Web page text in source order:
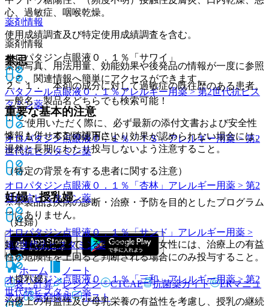
薬剤情報
オロパタジン点眼液０．１％「サワイ」
パタノール点眼液０．１％アレルギー用薬 > 第2世代抗ヒス
タミン薬
オロパタジン点眼液０．１％「ＴＳ」アレルギー用薬 > 第2
世代抗ヒスタミン薬
オロパタジン点眼液０．１％「杏林」 アレルギー用薬 > 第2
世代抗ヒスタミン薬
オロパタジン点眼液０．１％「サンド」 アレルギー用薬 >
第2世代抗ヒスタミン薬
オロパタジン点眼液０．１％「三和」アレルギー用薬 > 第2
世代抗ヒスタミン薬
心、過敏症、咽喉乾燥。
使用成績調査及び特定使用成績調査を含む。
禁忌
２．１． 本剤の成分に対して過敏症の既往歴のある患者。
重要な基本的注意
８．１． 本剤の使用により効果が認められない場合には、
漫然と長期にわたり投与しないよう注意すること。
（特定の背景を有する患者に関する注意）
妊婦・授乳婦
（妊婦）
妊婦又は妊娠している可能性のある女性には、治療上の有益
性が危険性を上回ると判断される場合にのみ投与すること。
（授乳婦）
治療上の有益性及び母乳栄養の有益性を考慮し、授乳の継続
薬剤情報
薬剤写真、用法用量、効能効果や後発品の情報が一度に参照
でき、関連情報へ簡単にアクセスができます。
一般名、製品名どちらでも検索可能！
※ ご使用いただく際に、必ず最新の添付文書および安全性
情報も併せてご確認下さい。
※本製品は疾病の診断・治療・予防を目的としたプログラム
ではありません。
ホーム
ノート
表・計算
レジメン CTCAE 抗菌薬ガイド
ERマニュ
アル
薬剤情報 ポスト